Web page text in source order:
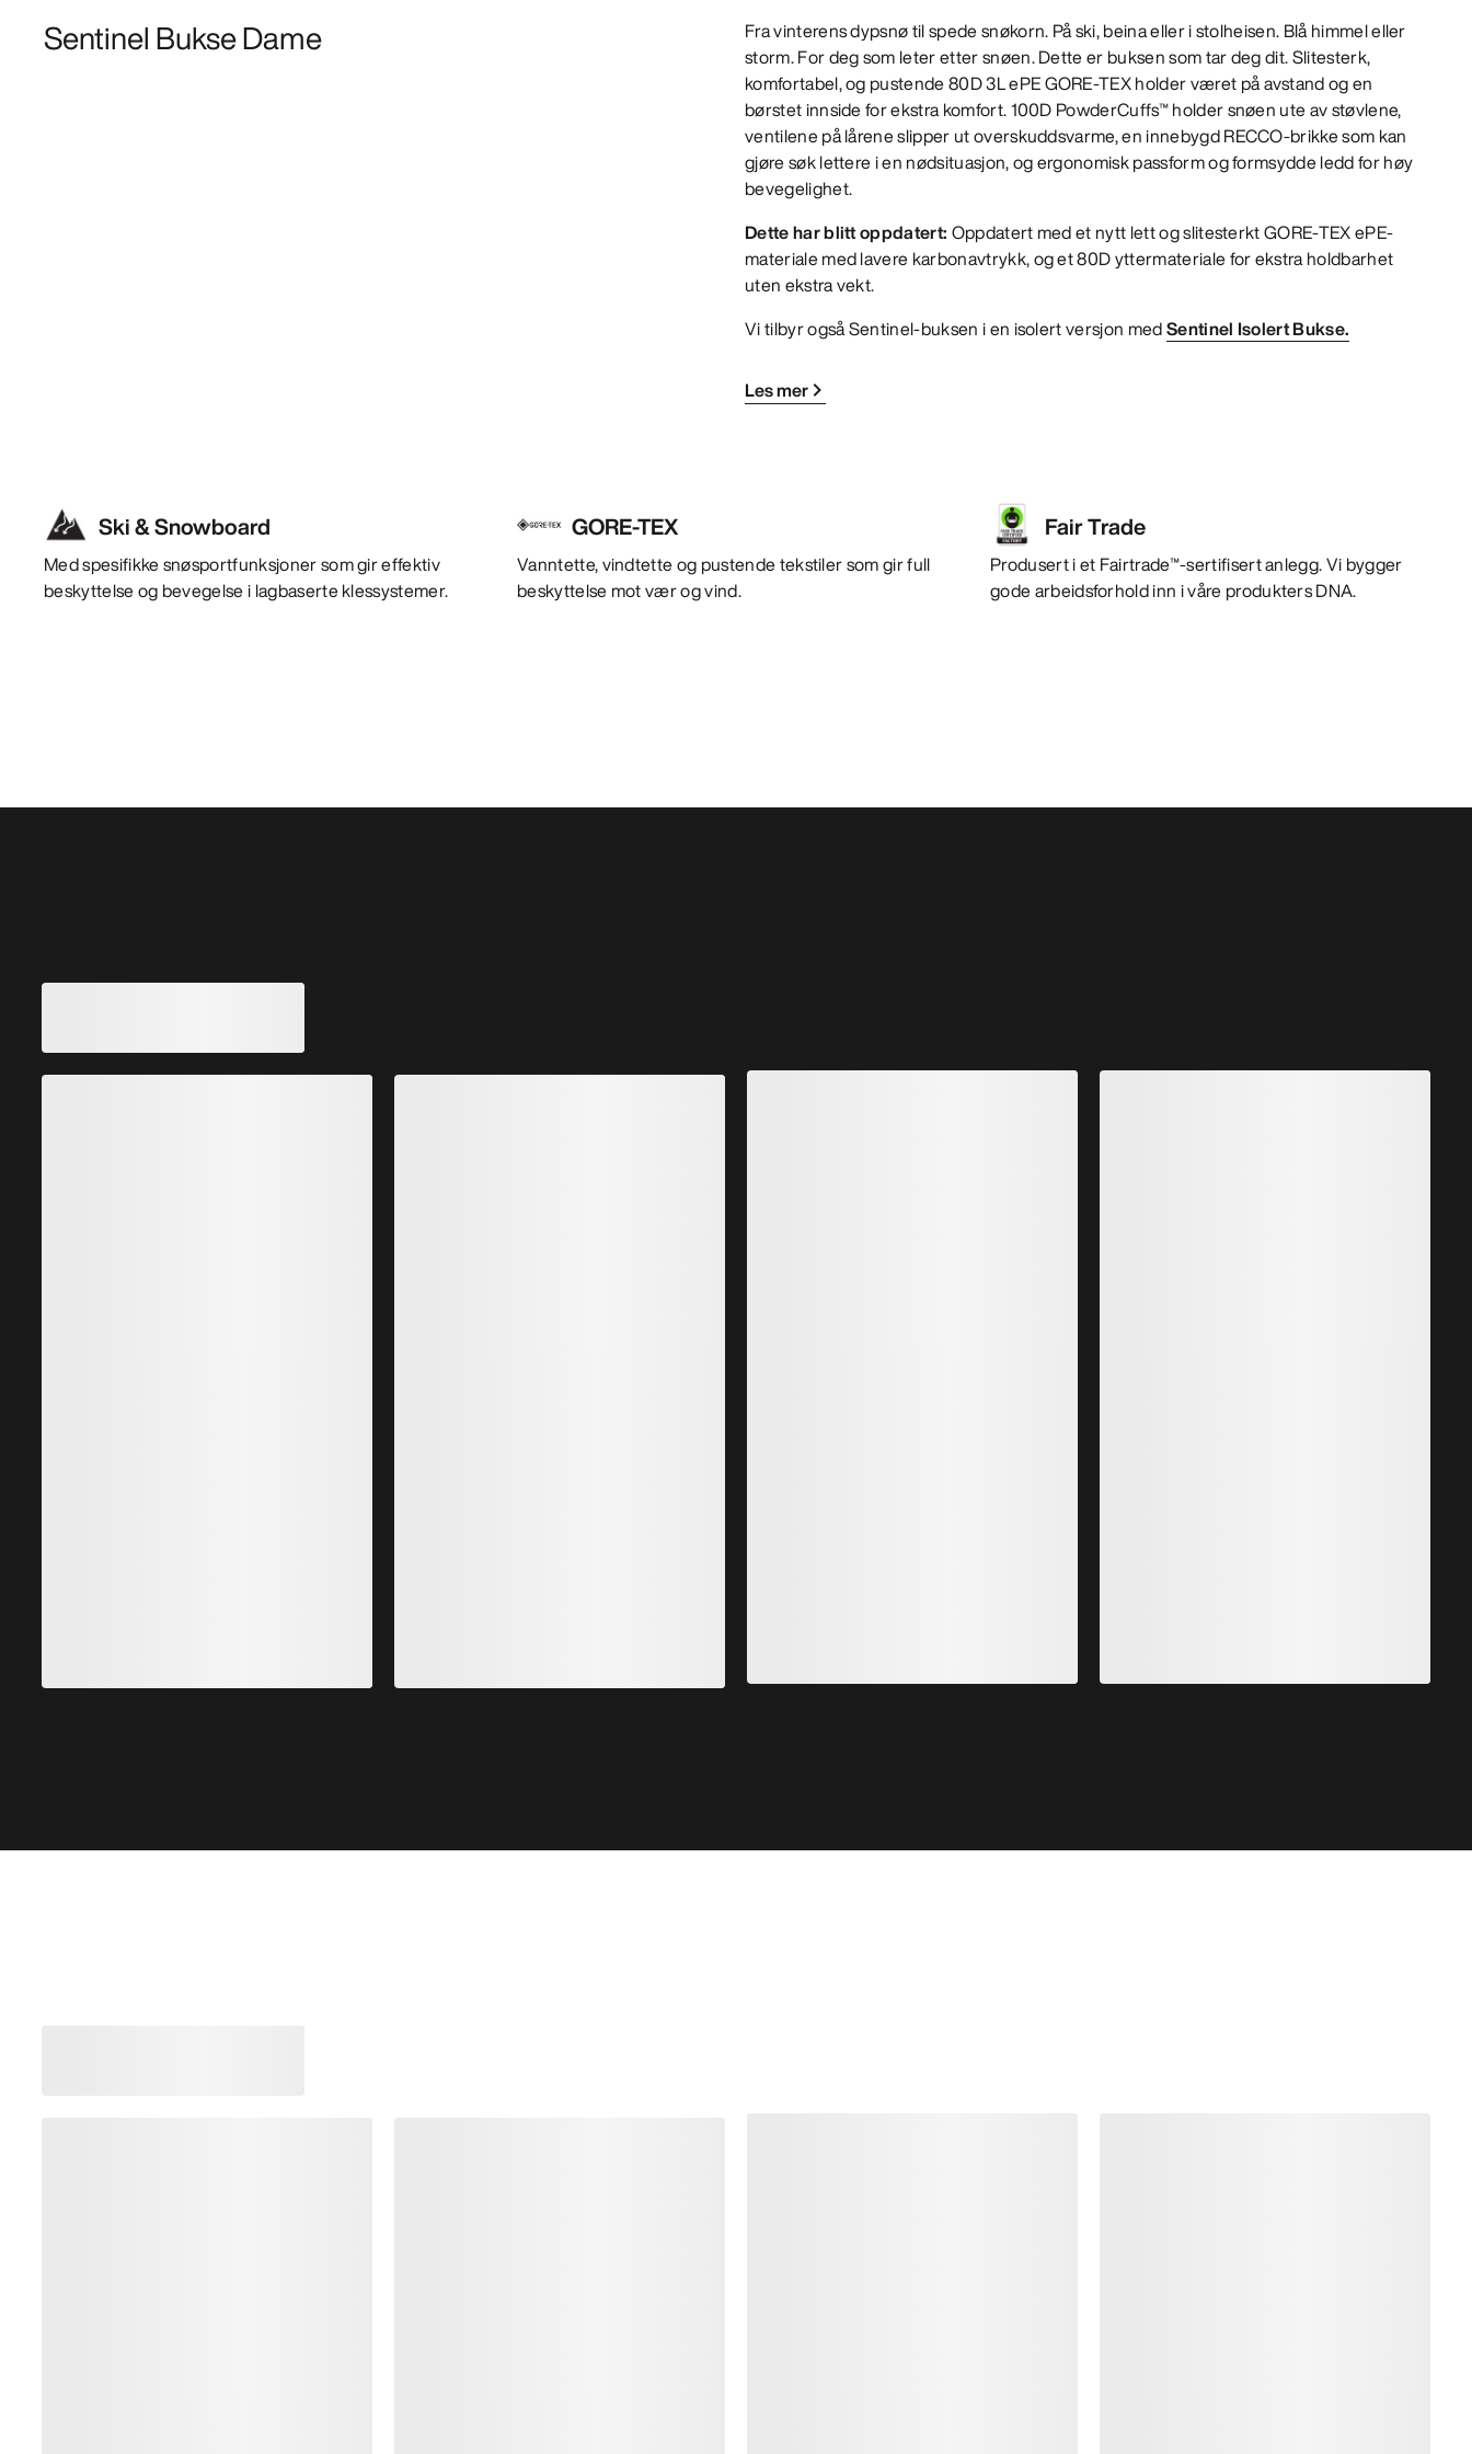
Sentinel Bukse Dame
Fra vinterens dypsnø til spede snøkorn. På ski, beina eller i stolheisen. Blå himmel eller
storm. For deg som leter etter snøen. Dette er buksen som tar deg dit. Slitesterk,
komfortabel, og pustende 80D 3L ePE GORE-TEX holder været på avstand og en
børstet innside for ekstra komfort. 100D PowderCuffs™ holder snøen ute av støvlene,
ventilene på lårene slipper ut overskuddsvarme, en innebygd RECCO-brikke som kan
gjøre søk lettere i en nødsituasjon, og ergonomisk passform og formsydde ledd for høy
bevegelighet.
Dette har blitt oppdatert: Oppdatert med et nytt lett og slitesterkt GORE-TEX ePE-
materiale med lavere karbonavtrykk, og et 80D yttermateriale for ekstra holdbarhet
uten ekstra vekt.
Vi tilbyr også Sentinel-buksen i en isolert versjon medSentinel Isolert Bukse.
Les mer
Ski & Snowboard
Med spesifikke snøsportfunksjoner som gir effektiv
beskyttelse og bevegelse i lagbaserte klessystemer.
GORE-TEX
Vanntette, vindtette og pustende tekstiler som gir full
beskyttelse mot vær og vind.
Fair Trade
Produsert i et Fairtrade™-sertifisert anlegg. Vi bygger
gode arbeidsforhold inn i våre produkters DNA.